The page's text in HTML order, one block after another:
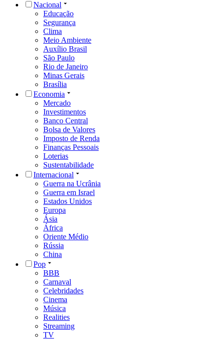
Nacional
Educação
Segurança
Clima
Meio Ambiente
Auxílio Brasil
São Paulo
Rio de Janeiro
Minas Gerais
Brasília
Economia
Mercado
Investimentos
Banco Central
Bolsa de Valores
Imposto de Renda
Finanças Pessoais
Loterias
Sustentabilidade
Internacional
Guerra na Ucrânia
Guerra em Israel
Estados Unidos
Europa
Ásia
África
Oriente Médio
Rússia
China
Pop
BBB
Carnaval
Celebridades
Cinema
Música
Realities
Streaming
TV